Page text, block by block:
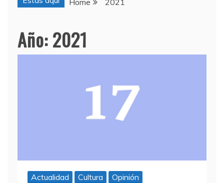
Home 2021
Año:2021
Actualidad Cultura Opinión